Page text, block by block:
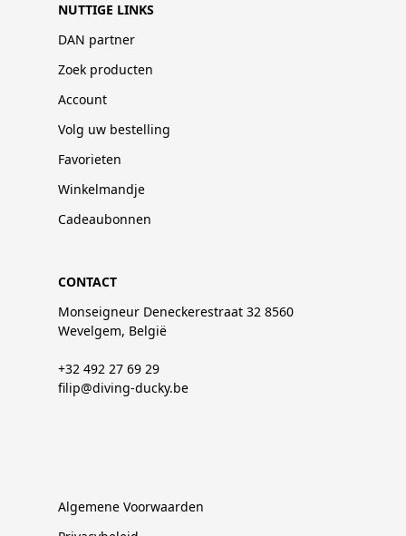
NUTTIGE LINKS
DAN partner
Zoek producten
Account
Volg uw bestelling
Favorieten
Winkelmandje
Cadeaubonnen
CONTACT
Monseigneur Deneckerestraat 32 8560
Wevelgem, België
+32 492 27 69 29
filip@diving-ducky.be
Algemene Voorwaarden